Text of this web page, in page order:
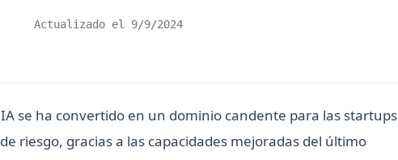
Actualizado el 9/9/2024
se ha convertido en un dominio candente para las startups
riesgo, gracias a las capacidades mejoradas del último